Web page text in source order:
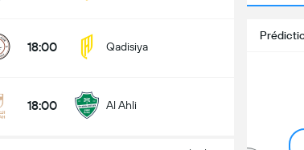
18:00 Qadisiya
18:00 Al Ahli